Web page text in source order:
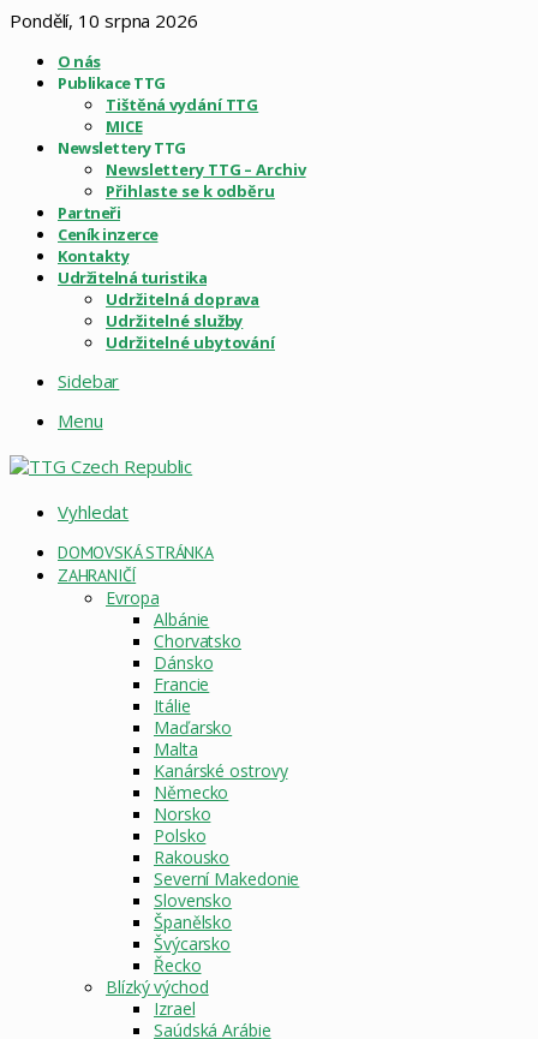
Pondělí, 10 srpna 2026
O nás
Publikace TTG
Tištěná vydání TTG
MICE
Newslettery TTG
Newslettery TTG – Archiv
Přihlaste se k odběru
Partneři
Ceník inzerce
Kontakty
Udržitelná turistika
Udržitelná doprava
Udržitelné služby
Udržitelné ubytování
Sidebar
Menu
Vyhledat
DOMOVSKÁ STRÁNKA
ZAHRANIČÍ
Evropa
Albánie
Chorvatsko
Dánsko
Francie
Itálie
Maďarsko
Malta
Kanárské ostrovy
Německo
Norsko
Polsko
Rakousko
Severní Makedonie
Slovensko
Španělsko
Švýcarsko
Řecko
Blízký východ
Izrael
Saúdská Arábie